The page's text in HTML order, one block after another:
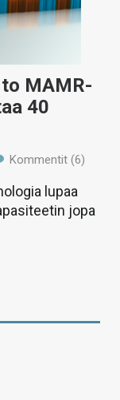
MAMR-
40
Kommentit (6)
lupaa
jopa